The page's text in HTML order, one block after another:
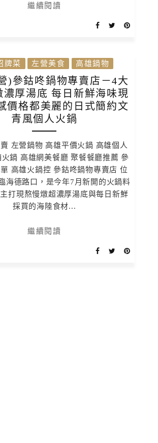
繼續閱讀
牌菜 左營美食 高雄鍋物
)參鈷咚鍋物專賣店－4大
濃厚湯底 每日新鮮海味現
價格都美麗的日式簡約文
青風個人火鍋
左營鍋物 高雄平價火鍋 高雄個人
鍋 高雄網美餐廳 聚餐餐廳推薦 參
高雄火鍋控 參鈷咚鍋物專賣店 位
海德路口，是今年7月新開的火鍋料
打現熬慢燉超濃厚湯底與每日新鮮
採買的海陸食材...
繼續閱讀